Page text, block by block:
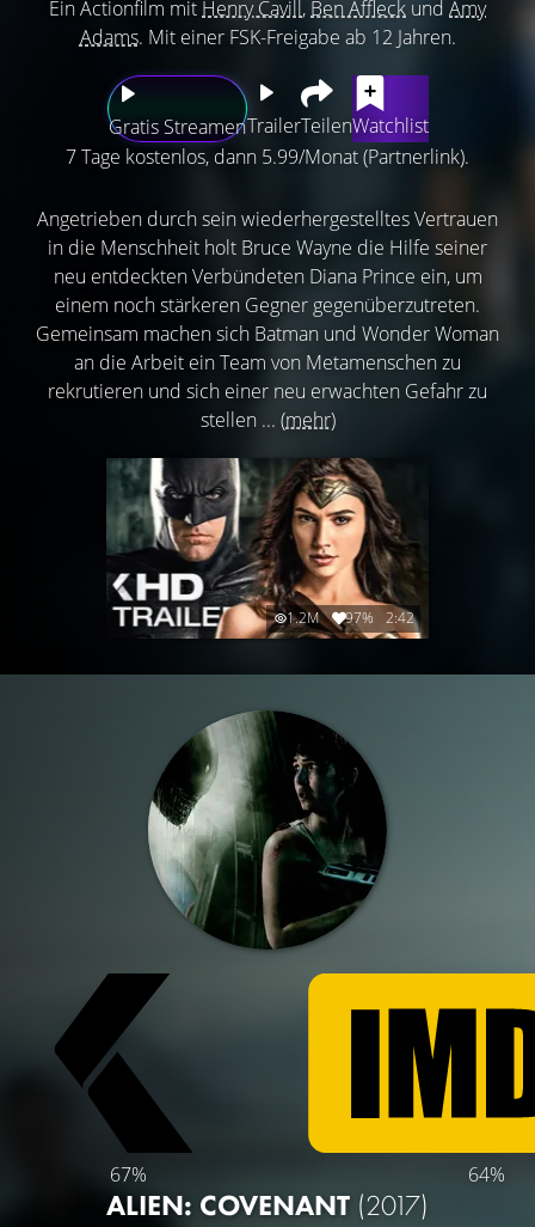
Ein Actionfilm mit Henry Cavill, Ben Affleck und Amy
Adams. Mit einer FSK-Freigabe ab 12 Jahren.
Gratis StreamenTrailerTeilenWatchlist
7 Tage kostenlos, dann 5.99/Monat (Partnerlink).
Angetrieben durch sein wiederhergestelltes Vertrauen
in die Menschheit holt Bruce Wayne die Hilfe seiner
neu entdeckten Verbündeten Diana Prince ein, um
einem noch stärkeren Gegner gegenüberzutreten.
Gemeinsam machen sich Batman und Wonder Woman
an die Arbeit ein Team von Metamenschen zu
rekrutieren und sich einer neu erwachten Gefahr zu
stellen ... (mehr)
1.2M 97% 2:42
67% 64%
ALIEN: COVENANT (2017)